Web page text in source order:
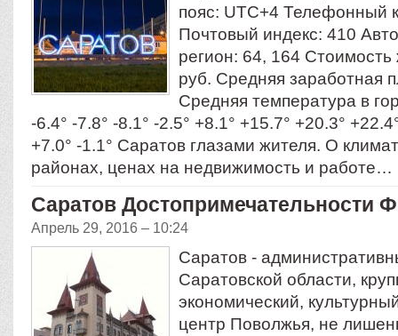
пояс: UTC+4 Телефонный
Почтовый индекс: 410
регион: 64, 164
руб. Средняя заработная
Средняя температура в
-6.4° -7.8° -8.1° -2.5° +8.1° +15.7° +20.3°
+7.0° -1.1° Саратов глазами жителя. О
районах, ценах на недвижимость и работе…
Саратов Достопримечательности
Апрель 29, 2016 – 10:24
Саратов -
Саратовской области,
экономический,
центр Поволжья, не